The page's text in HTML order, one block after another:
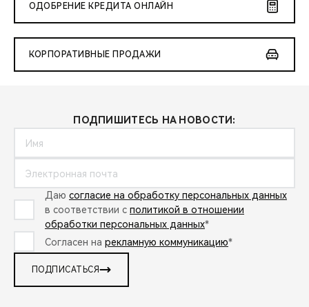
ОДОБРЕНИЕ КРЕДИТА ОНЛАЙН
КОРПОРАТИВНЫЕ ПРОДАЖИ
ПОДПИШИТЕСЬ НА НОВОСТИ:
Даю согласие на обработку персональных данных
в соответствии с политикой в отношении
обработки персональных данных*
Согласен на рекламную коммуникацию*
ПОДПИСАТЬСЯ